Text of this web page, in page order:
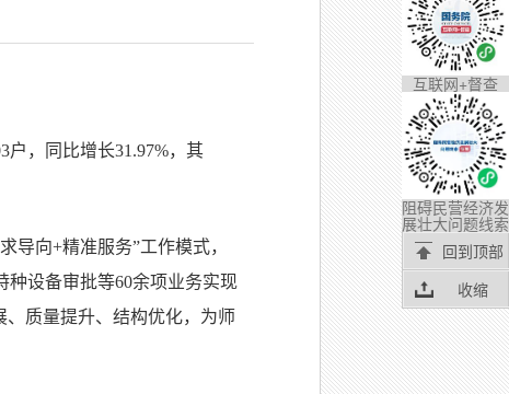
，同比增长31.97%，其
导向+精准服务”工作模式，
种设备审批等60余项业务实现
质量提升、结构优化，为师
互联网+督查
阻碍民营经济发
展壮大问题线索
回到顶部
收缩